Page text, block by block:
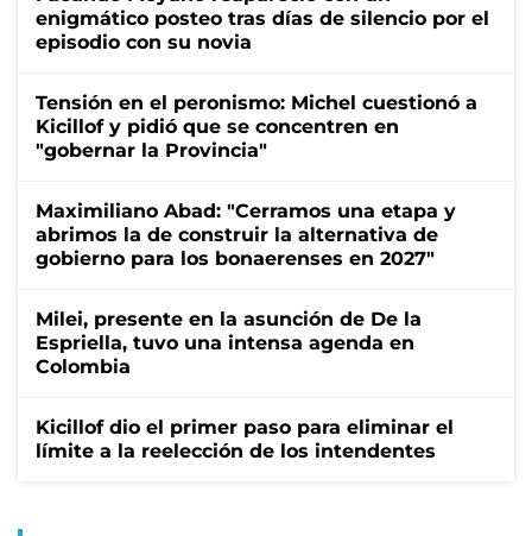
enigmático posteo tras días de silencio por el
episodio con su novia
Tensión en el peronismo: Michel cuestionó a
Kicillof y pidió que se concentren en
"gobernar la Provincia"
Maximiliano Abad: "Cerramos una etapa y
abrimos la de construir la alternativa de
gobierno para los bonaerenses en 2027"
Milei, presente en la asunción de De la
Espriella, tuvo una intensa agenda en
Colombia
Kicillof dio el primer paso para eliminar el
límite a la reelección de los intendentes